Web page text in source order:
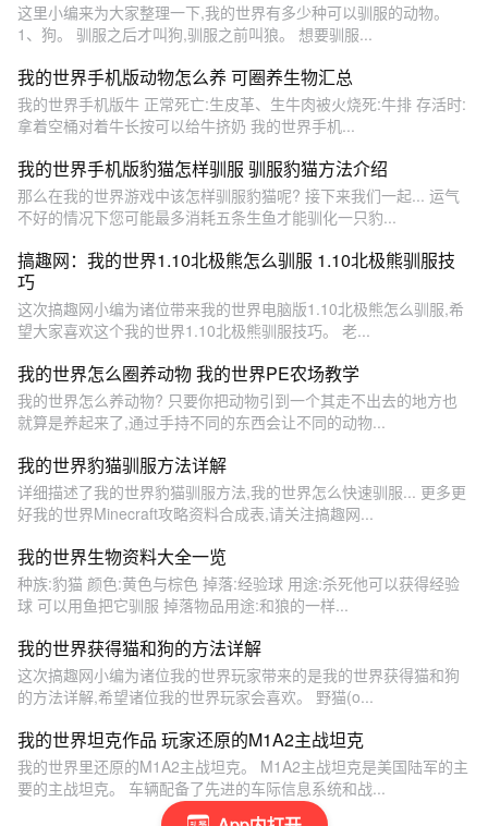
这里小编来为大家整理一下,我的世界有多少种可以驯服的动物。
1、狗。 驯服之后才叫狗,驯服之前叫狼。 想要驯服...
我的世界手机版动物怎么养 可圈养生物汇总
我的世界手机版牛 正常死亡:生皮革、生牛肉被火烧死:牛排 存活时:
拿着空桶对着牛长按可以给牛挤奶 我的世界手机...
我的世界手机版豹猫怎样驯服 驯服豹猫方法介绍
那么在我的世界游戏中该怎样驯服豹猫呢? 接下来我们一起... 运气
不好的情况下您可能最多消耗五条生鱼才能驯化一只豹...
搞趣网：我的世界1.10北极熊怎么驯服 1.10北极熊驯服技
巧
这次搞趣网小编为诸位带来我的世界电脑版1.10北极熊怎么驯服,希
望大家喜欢这个我的世界1.10北极熊驯服技巧。 老...
我的世界怎么圈养动物 我的世界PE农场教学
我的世界怎么养动物? 只要你把动物引到一个其走不出去的地方也
就算是养起来了,通过手持不同的东西会让不同的动物...
我的世界豹猫驯服方法详解
详细描述了我的世界豹猫驯服方法,我的世界怎么快速驯服... 更多更
好我的世界Minecraft攻略资料合成表,请关注搞趣网...
我的世界生物资料大全一览
种族:豹猫 颜色:黄色与棕色 掉落:经验球 用途:杀死他可以获得经验
球 可以用鱼把它驯服 掉落物品用途:和狼的一样...
我的世界获得猫和狗的方法详解
这次搞趣网小编为诸位我的世界玩家带来的是我的世界获得猫和狗
的方法详解,希望诸位我的世界玩家会喜欢。 野猫(o...
我的世界坦克作品 玩家还原的M1A2主战坦克
我的世界里还原的M1A2主战坦克。 M1A2主战坦克是美国陆军的主
要的主战坦克。 车辆配备了先进的车际信息系统和战...